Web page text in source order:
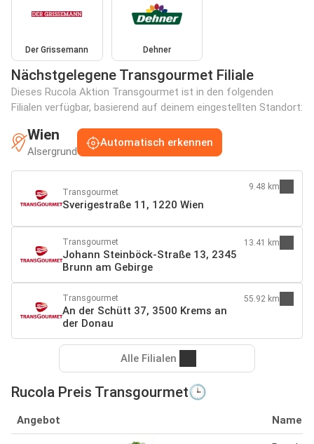
Der Grissemann Dehner
Nächstgelegene Transgourmet Filiale
Dieses Rucola Aktion Transgourmet ist in den folgenden
Filialen verfügbar, basierend auf deinem eingestellten Standort:
Wien
Alsergrund
Automatisch erkennen
Transgourmet
Sverigestraße 11, 1220 Wien
9.48 km
Transgourmet
Johann Steinböck-Straße 13, 2345
Brunn am Gebirge
13.41 km
Transgourmet
An der Schütt 37, 3500 Krems an
der Donau
55.92 km
Alle Filialen
Rucola Preis Transgourmet🕒
Angebot Name